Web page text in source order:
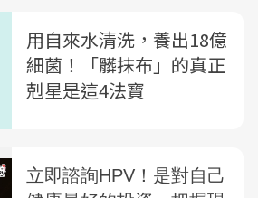
用自來水清洗，養出18億
細菌！「髒抹布」的真正
剋星是這4法寶